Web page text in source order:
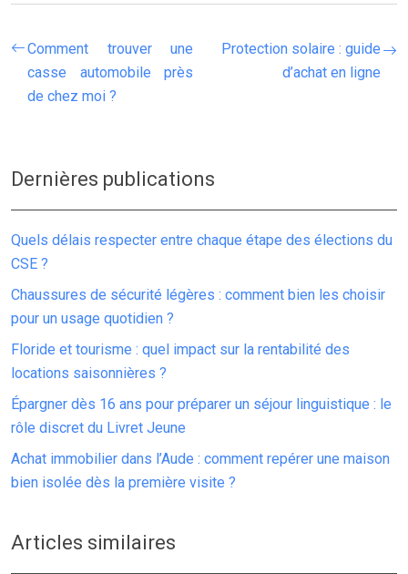
Comment trouver une
casse automobile près
de chez moi ?
Protection solaire : guide
d’achat en ligne
Dernières publications
Quels délais respecter entre chaque étape des élections du
CSE ?
Chaussures de sécurité légères : comment bien les choisir
pour un usage quotidien ?
Floride et tourisme : quel impact sur la rentabilité des
locations saisonnières ?
Épargner dès 16 ans pour préparer un séjour linguistique : le
rôle discret du Livret Jeune
Achat immobilier dans l’Aude : comment repérer une maison
bien isolée dès la première visite ?
Articles similaires